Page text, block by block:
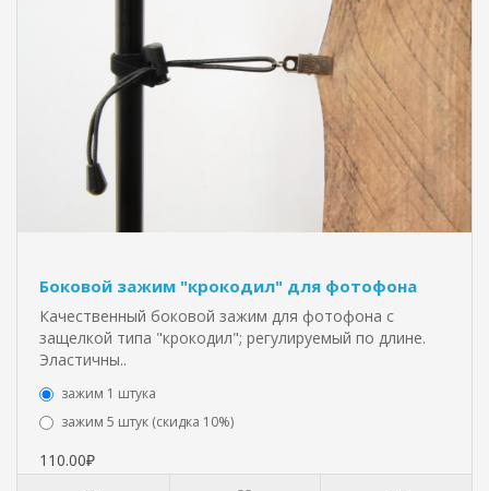
Боковой зажим "крокодил" для фотофона
Качественный боковой зажим для фотофона с
защелкой типа "крокодил"; регулируемый по длине.
Эластичны..
зажим 1 штука
зажим 5 штук (скидка 10%)
110.00₽